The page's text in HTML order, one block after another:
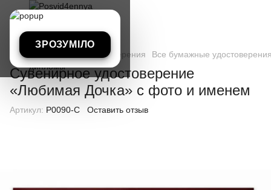
ЗРОЗУМІЛО
Все бумажные удостоверения Все бумажные
Сувенирное удостоверение
«Любимая Дочка» с фото и именем
Артикул: P0090-C Оставить отзыв